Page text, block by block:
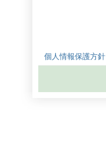
個人情報保護方針